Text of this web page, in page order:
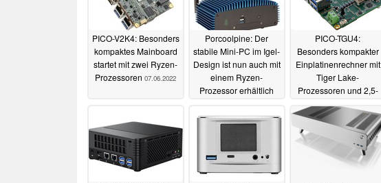
PICO-V2K4: Besonders
kompaktes Mainboard
startet mit zwei Ryzen-
Prozessoren 07.06.2022
Porcoolpine: Der
stabile Mini-PC im Igel-
Design ist nun auch mit
einem Ryzen-
Prozessor erhältlich
PICO-TGU4:
Besonders kompakter
Einplatinenrechner mit
Tiger Lake-
Prozessoren und 2,5-
14.02.2021